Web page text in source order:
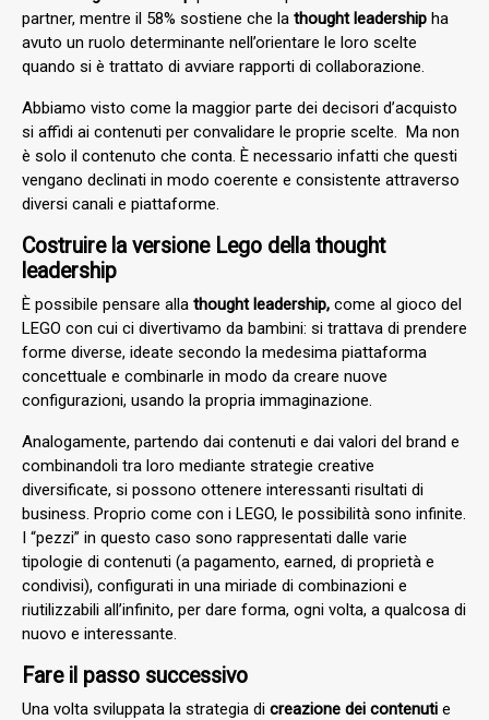
partner, mentre il 58% sostiene che la thought leadership ha
avuto un ruolo determinante nell’orientare le loro scelte
quando si è trattato di avviare rapporti di collaborazione.
Abbiamo visto come la maggior parte dei decisori d’acquisto
si affidi ai contenuti per convalidare le proprie scelte. Ma non
è solo il contenuto che conta. È necessario infatti che questi
vengano declinati in modo coerente e consistente attraverso
diversi canali e piattaforme.
Costruire la versione Lego della thought
leadership
È possibile pensare alla thought leadership, come al gioco del
LEGO con cui ci divertivamo da bambini: si trattava di prendere
forme diverse, ideate secondo la medesima piattaforma
concettuale e combinarle in modo da creare nuove
configurazioni, usando la propria immaginazione.
Analogamente, partendo dai contenuti e dai valori del brand e
combinandoli tra loro mediante strategie creative
diversificate, si possono ottenere interessanti risultati di
business. Proprio come con i LEGO, le possibilità sono infinite.
I “pezzi” in questo caso sono rappresentati dalle varie
tipologie di contenuti (a pagamento, earned, di proprietà e
condivisi), configurati in una miriade di combinazioni e
riutilizzabili all’infinito, per dare forma, ogni volta, a qualcosa di
nuovo e interessante.
Fare il passo successivo
Una volta sviluppata la strategia di creazione dei contenuti e